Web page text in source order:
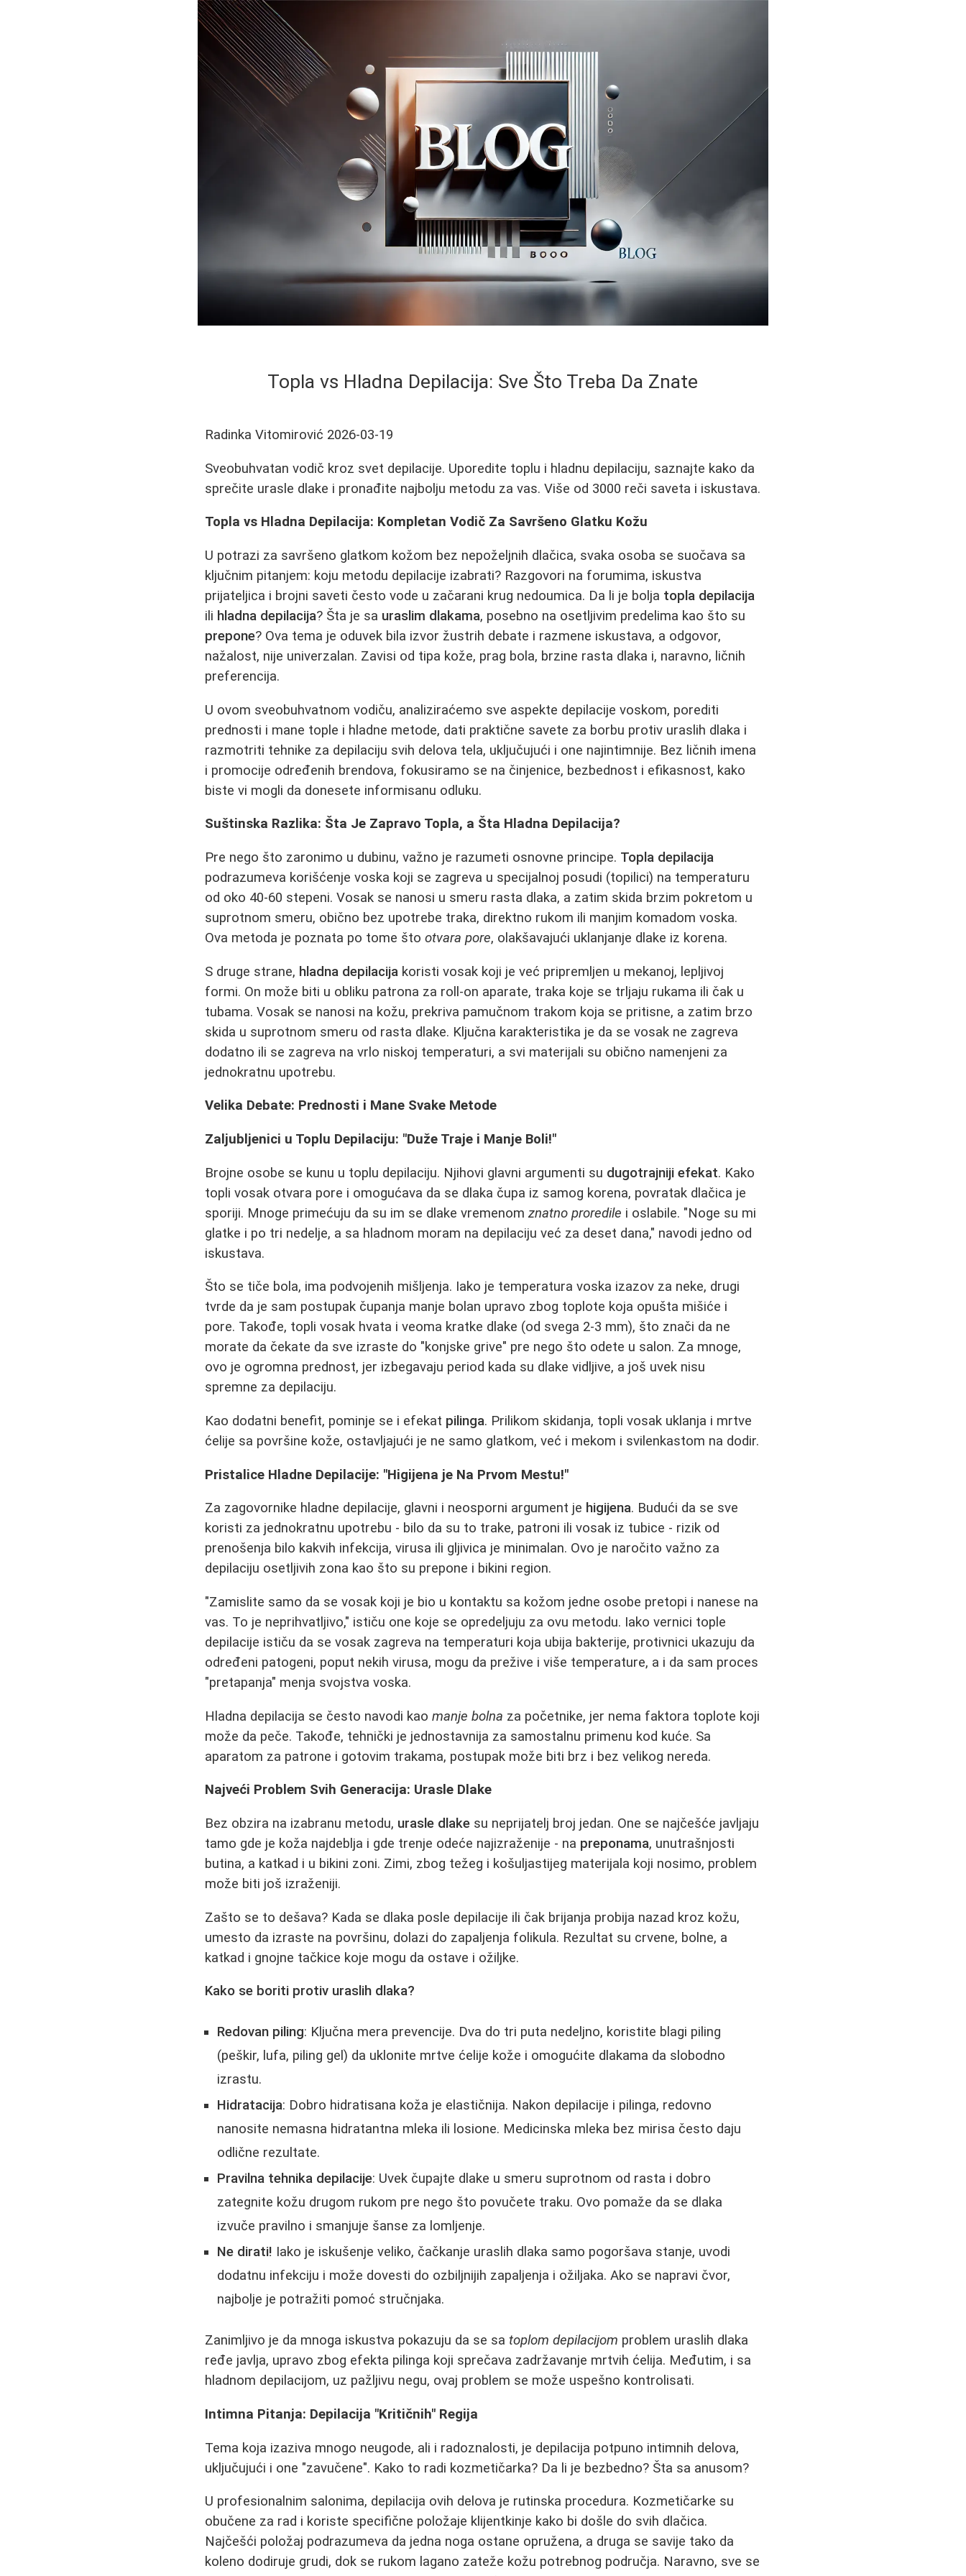
Topla vs Hladna Depilacija: Sve Što Treba Da Znate
Radinka Vitomirović 2026-03-19
Sveobuhvatan vodič kroz svet depilacije. Uporedite toplu i hladnu depilaciju, saznajte kako da
sprečite urasle dlake i pronađite najbolju metodu za vas. Više od 3000 reči saveta i iskustava.
Topla vs Hladna Depilacija: Kompletan Vodič Za Savršeno Glatku Kožu
U potrazi za savršeno glatkom kožom bez nepoželjnih dlačica, svaka osoba se suočava sa
ključnim pitanjem: koju metodu depilacije izabrati? Razgovori na forumima, iskustva
prijateljica i brojni saveti često vode u začarani krug nedoumica. Da li je bolja topla depilacija
ili hladna depilacija? Šta je sa uraslim dlakama, posebno na osetljivim predelima kao što su
prepone? Ova tema je oduvek bila izvor žustrih debate i razmene iskustava, a odgovor,
nažalost, nije univerzalan. Zavisi od tipa kože, prag bola, brzine rasta dlaka i, naravno, ličnih
preferencija.
U ovom sveobuhvatnom vodiču, analiziraćemo sve aspekte depilacije voskom, porediti
prednosti i mane tople i hladne metode, dati praktične savete za borbu protiv uraslih dlaka i
razmotriti tehnike za depilaciju svih delova tela, uključujući i one najintimnije. Bez ličnih imena
i promocije određenih brendova, fokusiramo se na činjenice, bezbednost i efikasnost, kako
biste vi mogli da donesete informisanu odluku.
Suštinska Razlika: Šta Je Zapravo Topla, a Šta Hladna Depilacija?
Pre nego što zaronimo u dubinu, važno je razumeti osnovne principe. Topla depilacija
podrazumeva korišćenje voska koji se zagreva u specijalnoj posudi (topilici) na temperaturu
od oko 40-60 stepeni. Vosak se nanosi u smeru rasta dlaka, a zatim skida brzim pokretom u
suprotnom smeru, obično bez upotrebe traka, direktno rukom ili manjim komadom voska.
Ova metoda je poznata po tome štootvara pore, olakšavajući uklanjanje dlake iz korena.
S druge strane, hladna depilacija koristi vosak koji je već pripremljen u mekanoj, lepljivoj
formi. On može biti u obliku patrona za roll-on aparate, traka koje se trljaju rukama ili čak u
tubama. Vosak se nanosi na kožu, prekriva pamučnom trakom koja se pritisne, a zatim brzo
skida u suprotnom smeru od rasta dlake. Ključna karakteristika je da se vosak ne zagreva
dodatno ili se zagreva na vrlo niskoj temperaturi, a svi materijali su obično namenjeni za
jednokratnu upotrebu.
Velika Debate: Prednosti i Mane Svake Metode
Zaljubljenici u Toplu Depilaciju: "Duže Traje i Manje Boli!"
Brojne osobe se kunu u toplu depilaciju. Njihovi glavni argumenti su dugotrajniji efekat. Kako
topli vosak otvara pore i omogućava da se dlaka čupa iz samog korena, povratak dlačica je
sporiji. Mnoge primećuju da su im se dlake vremenomznatno proredile i oslabile. "Noge su mi
glatke i po tri nedelje, a sa hladnom moram na depilaciju već za deset dana," navodi jedno od
iskustava.
Što se tiče bola, ima podvojenih mišljenja. Iako je temperatura voska izazov za neke, drugi
tvrde da je sam postupak čupanja manje bolan upravo zbog toplote koja opušta mišiće i
pore. Takođe, topli vosak hvata i veoma kratke dlake (od svega 2-3 mm), što znači da ne
morate da čekate da sve izraste do "konjske grive" pre nego što odete u salon. Za mnoge,
ovo je ogromna prednost, jer izbegavaju period kada su dlake vidljive, a još uvek nisu
spremne za depilaciju.
Kao dodatni benefit, pominje se i efekat pilinga. Prilikom skidanja, topli vosak uklanja i mrtve
ćelije sa površine kože, ostavljajući je ne samo glatkom, već i mekom i svilenkastom na dodir.
Pristalice Hladne Depilacije: "Higijena je Na Prvom Mestu!"
Za zagovornike hladne depilacije, glavni i neosporni argument je higijena. Budući da se sve
koristi za jednokratnu upotrebu - bilo da su to trake, patroni ili vosak iz tubice - rizik od
prenošenja bilo kakvih infekcija, virusa ili gljivica je minimalan. Ovo je naročito važno za
depilaciju osetljivih zona kao što su prepone i bikini region.
"Zamislite samo da se vosak koji je bio u kontaktu sa kožom jedne osobe pretopi i nanese na
vas. To je neprihvatljivo," ističu one koje se opredeljuju za ovu metodu. Iako vernici tople
depilacije ističu da se vosak zagreva na temperaturi koja ubija bakterije, protivnici ukazuju da
određeni patogeni, poput nekih virusa, mogu da prežive i više temperature, a i da sam proces
"pretapanja" menja svojstva voska.
Hladna depilacija se često navodi kaomanje bolna za početnike, jer nema faktora toplote koji
može da peče. Takođe, tehnički je jednostavnija za samostalnu primenu kod kuće. Sa
aparatom za patrone i gotovim trakama, postupak može biti brz i bez velikog nereda.
Najveći Problem Svih Generacija: Urasle Dlake
Bez obzira na izabranu metodu, urasle dlake su neprijatelj broj jedan. One se najčešće javljaju
tamo gde je koža najdeblja i gde trenje odeće najizraženije - na preponama, unutrašnjosti
butina, a katkad i u bikini zoni. Zimi, zbog težeg i košuljastijeg materijala koji nosimo, problem
može biti još izraženiji.
Zašto se to dešava? Kada se dlaka posle depilacije ili čak brijanja probija nazad kroz kožu,
umesto da izraste na površinu, dolazi do zapaljenja folikula. Rezultat su crvene, bolne, a
katkad i gnojne tačkice koje mogu da ostave i ožiljke.
Kako se boriti protiv uraslih dlaka?
Redovan piling: Ključna mera prevencije. Dva do tri puta nedeljno, koristite blagi piling
(peškir, lufa, piling gel) da uklonite mrtve ćelije kože i omogućite dlakama da slobodno
izrastu.
Hidratacija: Dobro hidratisana koža je elastičnija. Nakon depilacije i pilinga, redovno
nanosite nemasna hidratantna mleka ili losione. Medicinska mleka bez mirisa često daju
odlične rezultate.
Pravilna tehnika depilacije: Uvek čupajte dlake u smeru suprotnom od rasta i dobro
zategnite kožu drugom rukom pre nego što povučete traku. Ovo pomaže da se dlaka
izvuče pravilno i smanjuje šanse za lomljenje.
Ne dirati! Iako je iskušenje veliko, čačkanje uraslih dlaka samo pogoršava stanje, uvodi
dodatnu infekciju i može dovesti do ozbiljnijih zapaljenja i ožiljaka. Ako se napravi čvor,
najbolje je potražiti pomoć stručnjaka.
Zanimljivo je da mnoga iskustva pokazuju da se satoplom depilacijom problem uraslih dlaka
ređe javlja, upravo zbog efekta pilinga koji sprečava zadržavanje mrtvih ćelija. Međutim, i sa
hladnom depilacijom, uz pažljivu negu, ovaj problem se može uspešno kontrolisati.
Intimna Pitanja: Depilacija "Kritičnih" Regija
Tema koja izaziva mnogo neugode, ali i radoznalosti, je depilacija potpuno intimnih delova,
uključujući i one "zavučene". Kako to radi kozmetičarka? Da li je bezbedno? Šta sa anusom?
U profesionalnim salonima, depilacija ovih delova je rutinska procedura. Kozmetičarke su
obučene za rad i koriste specifične položaje klijentkinje kako bi došle do svih dlačica.
Najčešći položaj podrazumeva da jedna noga ostane opružena, a druga se savije tako da
koleno dodiruje grudi, dok se rukom lagano zateže kožu potrebnog područja. Naravno, sve se